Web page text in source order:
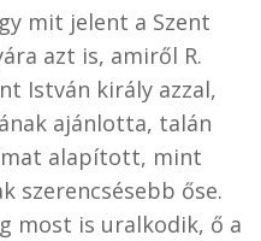
mit jelent a Szent
azt is, amiről R.
István király azzal,
ajánlotta, talán
alapított, mint
szerencsésebb őse.
most is uralkodik, ő a